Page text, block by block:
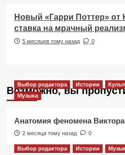
Новый «Гарри Поттер» от
ставка на мрачный
5 месяцев тому назад 0
Возможно, вы
Выбор редактора Истории
Музыка
Анатомия феномена
2 месяца тому назад 0
Выбор редактора Истории